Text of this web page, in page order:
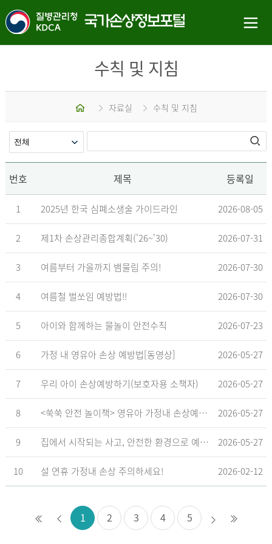
수칙 및 지침
자료실 수칙 및 지침
번호 제목 등록일
1 2025년 한국 심폐소생술 가이드라인 2026-08-05
2 제1차 손상관리종합계획('26~'30) 2026-07-31
3 여름부터 가을까지 뱀물림 주의! 2026-07-30
4 여름철 벌쏘임 예방법!! 2026-07-30
5 아이와 함께하는 물놀이 안전수칙 2026-07-23
6 가정 내 영유아 손상 예방법[동영상] 2026-05-27
7 우리 아이 손상예방하기(보호자용 소책자) 2026-05-27
8 <쑥쑥 안전 놀이책> 영유아 가정내 손상예방_영유아 놀이형 교육 교재 2026-05-27
9 집에서 시작되는 사고, 안전한 환경으로 예방해요 2026-05-27
10 설 연휴 가정내 손상 주의하세요! 2026-02-12
1 2 3 4 5